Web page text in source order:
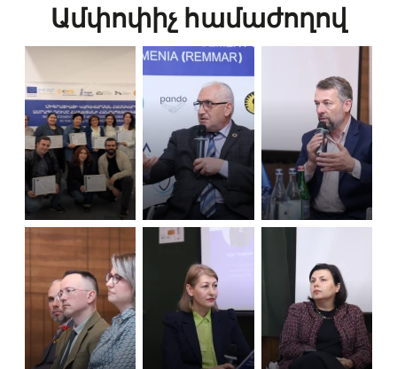
Ամփոփիչ համաժողով